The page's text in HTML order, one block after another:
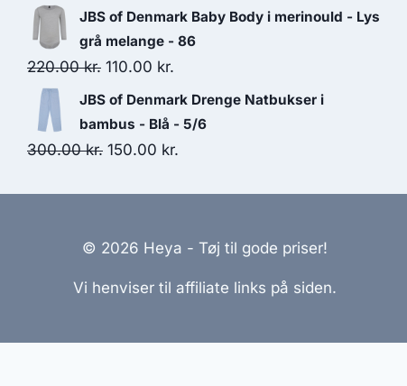
price
was:
150.00 kr..
price
JBS of Denmark Baby Body i merinould - Lys
grå melange - 86
220.00kr. Original
price
was:
220.00 kr..
110.00 kr.
price
is:
110.00 kr..
JBS of Denmark Drenge Natbukser i
bambus - Blå - 5/6
300.00kr. Original
150.00 kr.
© 2026 Heya - Tøj til gode priser!
Vi henviser til affiliate links på siden.